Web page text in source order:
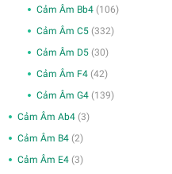
Cảm Âm Bb4 (106)
Cảm Âm C5 (332)
Cảm Âm D5 (30)
Cảm Âm F4 (42)
Cảm Âm G4 (139)
Cảm Âm Ab4 (3)
Cảm Âm B4 (2)
Cảm Âm E4 (3)